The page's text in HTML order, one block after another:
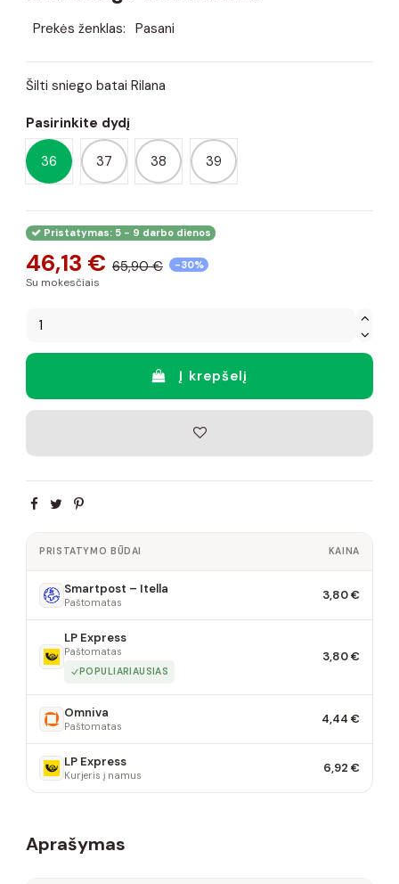
Prekės ženklas: Pasani
Šilti sniego batai Rilana
Pasirinkite dydį
36 37 38 39
Pristatymas: 5 - 9 darbo dienos
46,13 € 65,90 € -30%
Su mokesčiais
Į krepšelį
PRISTATYMO BŪDAI KAINA
Smartpost – Itella
Paštomatas 3,80 €
LP Express
Paštomatas
POPULIARIAUSIAS
3,80 €
Omniva
Paštomatas 4,44 €
LP Express
Kurjeris į namus 6,92 €
Aprašymas